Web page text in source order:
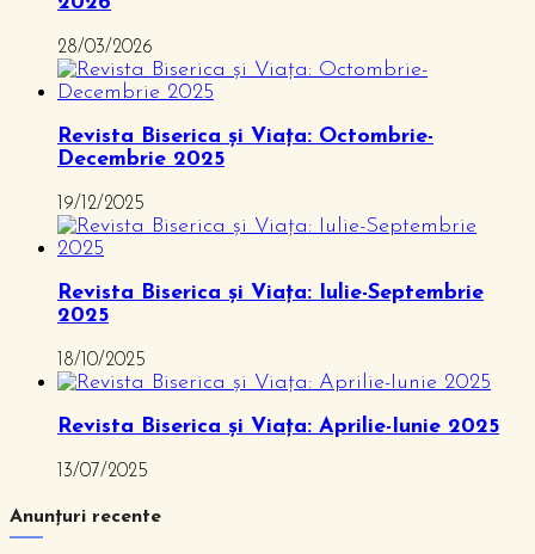
28/03/2026
Revista Biserica și Viața: Octombrie-
Decembrie 2025
19/12/2025
Revista Biserica și Viața: Iulie-Septembrie
2025
18/10/2025
Revista Biserica și Viața: Aprilie-Iunie 2025
13/07/2025
Anunțuri recente